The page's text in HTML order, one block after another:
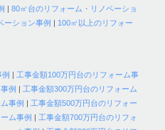
|80㎡台のリフォーム・リノベーショ
ーション事例
100㎡以上のリフォー
工事金額100万円台のリフォーム事
例
工事金額300万円台のリフォーム
事例
工事金額500万円台のリフォー
ム事例
工事金額700万円台のリフォ